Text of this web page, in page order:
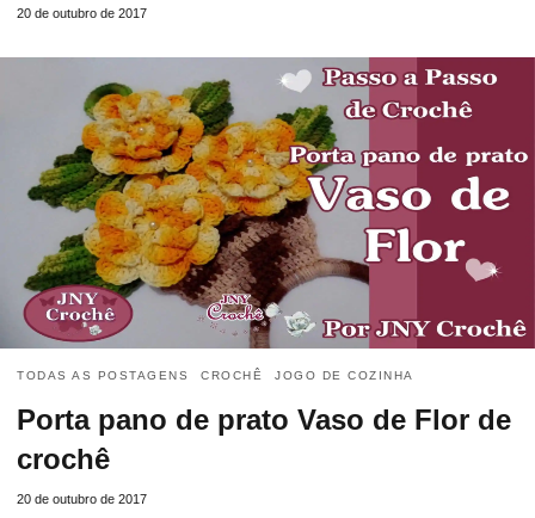
20 de outubro de 2017
TODAS AS POSTAGENS CROCHÊ JOGO DE COZINHA
Porta pano de prato Vaso de Flor de
crochê
20 de outubro de 2017